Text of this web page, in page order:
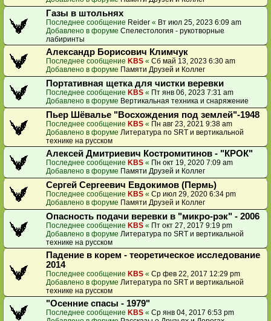
Газы в штольнях
Последнее сообщение Reider « Вт июл 25, 2023 6:09 am
Добавлено в форуме Спелестология - рукотворные
лабиринты
Александр Борисович Климчук
Последнее сообщение KBS « Сб май 13, 2023 6:30 am
Добавлено в форуме Памяти Друзей и Коллег
Портативная щетка для чистки веревки
Последнее сообщение KBS « Пт янв 06, 2023 7:31 am
Добавлено в форуме Вертикальная техника и снаряжение
Пьер Шёвалье "Восхождения под землей"-1948
Последнее сообщение KBS « Пн авг 23, 2021 9:38 am
Добавлено в форуме Литература по SRT и вертикальной
технике на русском
Алексей Дмитриевич Костромитинов - "КРОК"
Последнее сообщение KBS « Пн окт 19, 2020 7:09 am
Добавлено в форуме Памяти Друзей и Коллег
Сергей Сергеевич Евдокимов (Пермь)
Последнее сообщение KBS « Ср июл 29, 2020 6:34 pm
Добавлено в форуме Памяти Друзей и Коллег
Опасность подачи веревки в "микро-рэк" - 2006
Последнее сообщение KBS « Пт окт 27, 2017 9:19 pm
Добавлено в форуме Литература по SRT и вертикальной
технике на русском
Падение в корем - теоретическое исследование
2014
Последнее сообщение KBS « Ср фев 22, 2017 12:29 pm
Добавлено в форуме Литература по SRT и вертикальной
технике на русском
"Осенние спасы - 1979"
Последнее сообщение KBS « Ср янв 04, 2017 6:53 pm